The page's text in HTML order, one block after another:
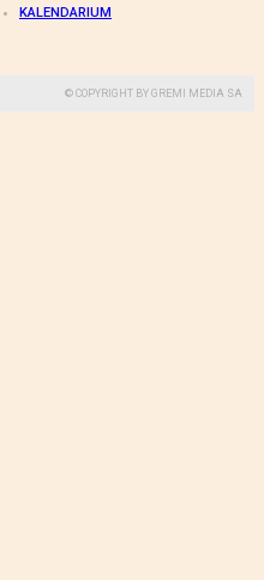
KALENDARIUM
© COPYRIGHT BY GREMI MEDIA SA